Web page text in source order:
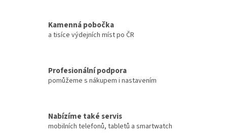
Kamenná pobočka
a tisíce výdejních míst po ČR
Profesionální podpora
pomůžeme s nákupem i nastavením
Nabízíme také servis
mobilních telefonů, tabletů a smartwatch